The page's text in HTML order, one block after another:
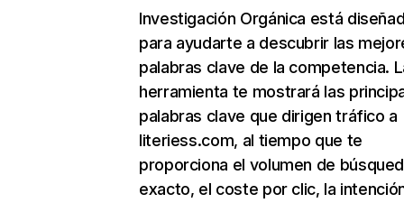
Investigación Orgánica está
para ayudarte a descubrir las
palabras clave de la competencia.
herramienta te mostrará las
palabras clave que dirigen tráfico a
literiess.com, al tiempo que te
proporciona el volumen de
exacto, el coste por clic, la